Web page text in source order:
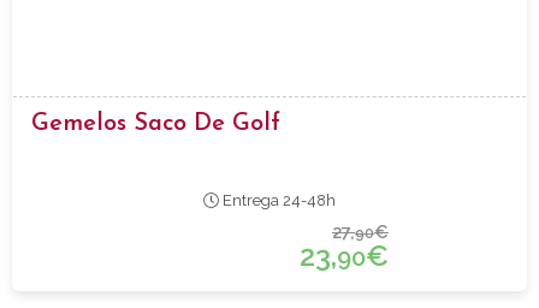
Gemelos Saco De Golf
Entrega 24-48h
27,90€
23,90€